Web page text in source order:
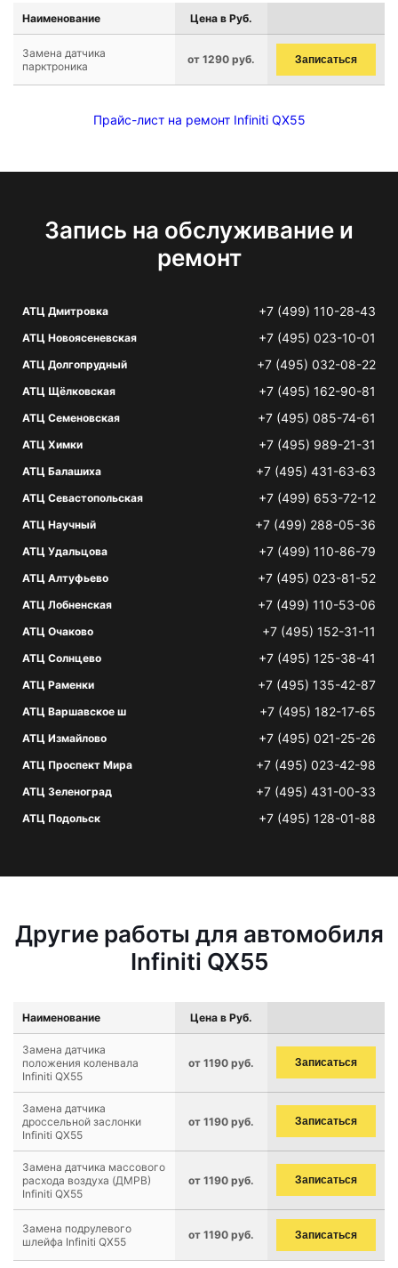
Наименование Цена в Руб.
Замена датчика
парктроника
от 1290 руб. Записаться
Прайс-лист на ремонт Infiniti QX55
Запись на обслуживание и
ремонт
АТЦ Дмитровка +7 (499) 110-28-43
АТЦ Новоясеневская +7 (495) 023-10-01
АТЦ Долгопрудный +7 (495) 032-08-22
АТЦ Щёлковская +7 (495) 162-90-81
АТЦ Семеновская +7 (495) 085-74-61
АТЦ Химки +7 (495) 989-21-31
АТЦ Балашиха +7 (495) 431-63-63
АТЦ Севастопольская +7 (499) 653-72-12
АТЦ Научный +7 (499) 288-05-36
АТЦ Удальцова +7 (499) 110-86-79
АТЦ Алтуфьево +7 (495) 023-81-52
АТЦ Лобненская +7 (499) 110-53-06
АТЦ Очаково +7 (495) 152-31-11
АТЦ Солнцево +7 (495) 125-38-41
АТЦ Раменки +7 (495) 135-42-87
АТЦ Варшавское ш +7 (495) 182-17-65
АТЦ Измайлово +7 (495) 021-25-26
АТЦ Проспект Мира +7 (495) 023-42-98
АТЦ Зеленоград +7 (495) 431-00-33
АТЦ Подольск +7 (495) 128-01-88
Другие работы для автомобиля
Infiniti QX55
Наименование Цена в Руб.
Замена датчика
положения коленвала
Infiniti QX55
от 1190 руб. Записаться
Замена датчика
дроссельной заслонки
Infiniti QX55
от 1190 руб. Записаться
Замена датчика массового
расхода воздуха (ДМРВ)
Infiniti QX55
от 1190 руб. Записаться
Замена подрулевого
шлейфа Infiniti QX55
от 1190 руб. Записаться